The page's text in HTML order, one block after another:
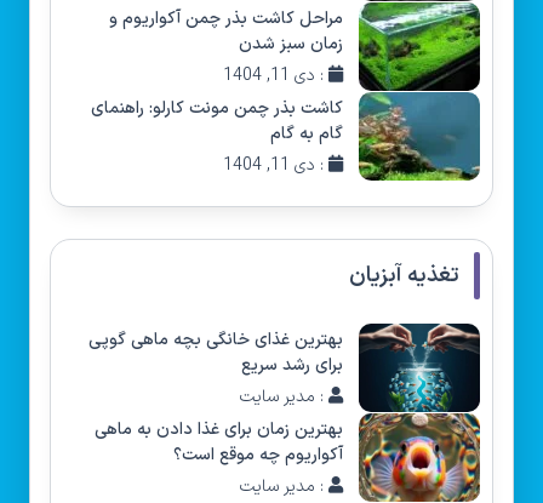
مراحل کاشت بذر چمن آکواریوم و
زمان سبز شدن
: دی 11, 1404
کاشت بذر چمن مونت کارلو: راهنمای
گام به گام
: دی 11, 1404
تغذیه آبزیان
بهترین غذای خانگی بچه ماهی گوپی
برای رشد سریع
: مدیر سایت
بهترین زمان برای غذا دادن به ماهی
آکواریوم چه موقع است؟
: مدیر سایت